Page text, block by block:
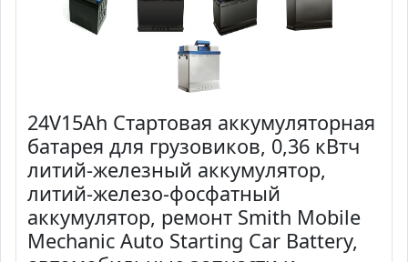
24V15Ah Стартовая аккумуляторная
батарея для грузовиков, 0,36 кВтч
литий-железный аккумулятор,
литий-железо-фосфатный
аккумулятор, ремонт Smith Mobile
Mechanic Auto Starting Car Battery,